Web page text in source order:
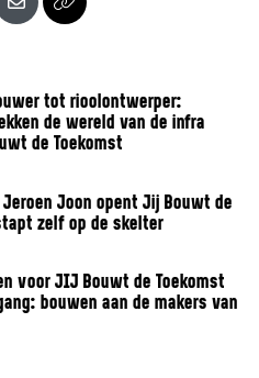
E-mailKopieer naar klembord
tot rioolontwerper:
de wereld van de infra
de Toekomst
Joon opent Jij Bouwt de
zelf op de skelter
voor JIJ Bouwt de Toekomst
bouwen aan de makers van